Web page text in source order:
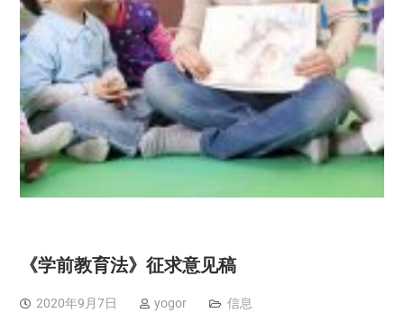
《学前教育法》征求意见稿
2020年9月7日 yogor 信息